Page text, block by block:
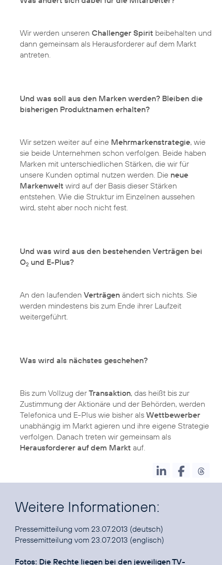
Wir werden unseren Challenger Spirit beibehalten und
dann gemeinsam als Herausforderer auf dem Markt
antreten.
Und was soll aus den Marken werden? Bleiben die
bisherigen Produktnamen erhalten?
Wir setzen weiter auf eine Mehrmarkenstrategie, wie
sie beide Unternehmen schon verfolgen. Beide haben
Marken mit unterschiedlichen Stärken, die wir für
unsere Kunden optimal nutzen werden. Die neue
Markenwelt wird auf der Basis dieser Stärken
entstehen. Wie die Struktur im Einzelnen aussehen
wird, steht aber noch nicht fest.
Und was wird aus den bestehenden Verträgen bei
O2 und E-Plus?
An den laufenden Verträgen ändert sich nichts. Sie
werden mindestens bis zum Ende ihrer Laufzeit
weitergeführt.
Was wird als nächstes geschehen?
Bis zum Vollzug derTransaktion, das heißt bis zur
Zustimmung der Aktionäre und der Behörden, werden
Telefonica und E-Plus wie bisher als Wettbewerber
unabhängig im Markt agieren und ihre eigene Strategie
verfolgen. Danach treten wir gemeinsam als
Herausforderer auf dem Markt auf.
Weitere Informationen:
Pressemitteilung vom 23.07.2013
Pressemitteilung vom 23.07.2013 (englisch)
Fotos: Die Rechte liegen bei den jeweiligen TV-